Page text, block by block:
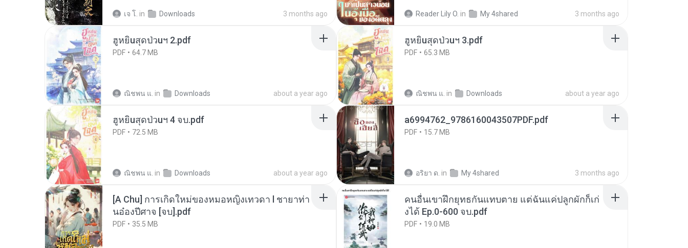
เจ โ. in Downloads 3 months ago Reader Lily O. in My 4shared 3 months ago
ฮูหยิuสุดป่วuฯ 2.pdf
PDF 64.7 MB
ณิชพน แ. in Downloads about a year ago
ฮูหยิuสุดป่วuฯ 3.pdf
PDF 65.3 MB
ณิชพน แ. in Downloads about a year ago
ฮูหยิuสุดป่วuฯ 4 จบ.pdf
PDF 72.5 MB
ณิชพน แ. in Downloads about a year ago
a6994762_9786160043507PDF.pdf
PDF 15.7 MB
อริยา ด. in My 4shared 3 months ago
[A Chu] การเกิดใหม่ของหมอหญิงเทวดา l ชายาท่า
นอ๋องปีศาจ [จบ].pdf
PDF 35.5 MB
คนอื่นเขาฝึกยุทธกันแทบตาย แต่ฉันแค่ปลูกผักก็เก่
งได้ Ep.0-600 จบ.pdf
PDF 19.0 MB